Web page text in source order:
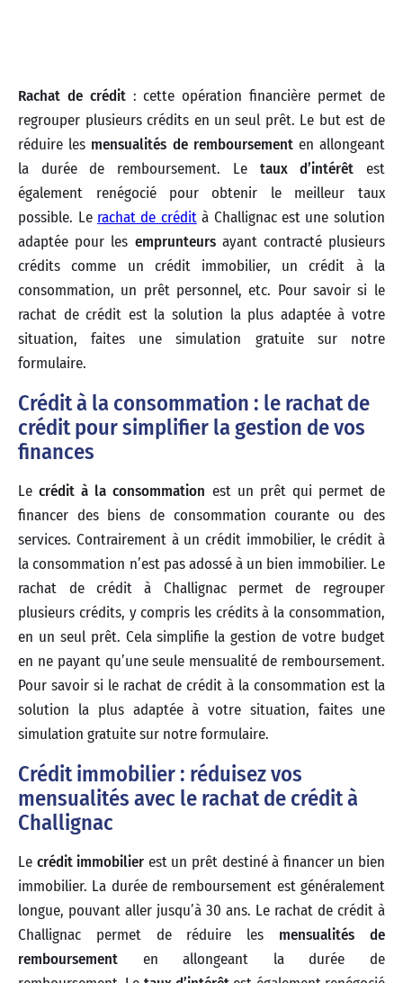
Rachat de crédit: cette opération financière permet de
regrouper plusieurs crédits en un seul prêt. Le but est de
réduire les mensualités de remboursementen allongeant
la durée de remboursement. Le taux d’intérêt est
également renégocié pour obtenir le meilleur taux
possible. Le rachat de crédità Challignac est une solution
adaptée pour les emprunteursayant contracté plusieurs
crédits comme un crédit immobilier, un crédit à la
consommation, un prêt personnel, etc. Pour savoir si le
rachat de crédit est la solution la plus adaptée à votre
situation, faites une simulation gratuite sur notre
formulaire.
Crédit à la consommation : le rachat de
crédit pour simplifier la gestion de vos
finances
Lecrédit à la consommation est un prêt qui permet de
financer des biens de consommation courante ou des
services. Contrairement à un crédit immobilier, le crédit à
la consommation n’est pas adossé à un bien immobilier. Le
rachat de crédit à Challignac permet de regrouper
plusieurs crédits, y compris les crédits à la consommation,
en un seul prêt. Cela simplifie la gestion de votre budget
en ne payant qu’une seule mensualité de remboursement.
Pour savoir si le rachat de crédit à la consommation est la
solution la plus adaptée à votre situation, faites une
simulation gratuite sur notre formulaire.
Crédit immobilier : réduisez vos
mensualités avec le rachat de crédit à
Challignac
Le crédit immobilier est un prêt destiné à financer un bien
immobilier. La durée de remboursement est généralement
longue, pouvant aller jusqu’à 30 ans. Le rachat de crédit à
Challignac permet de réduire les mensualités de
remboursement en allongeant la durée de